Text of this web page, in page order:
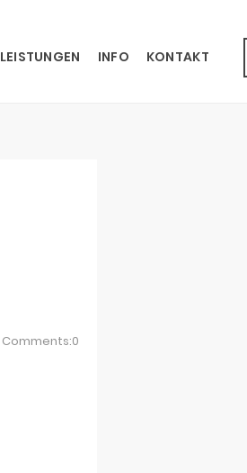
LEISTUNGEN INFO KONTAKT
Comments:0